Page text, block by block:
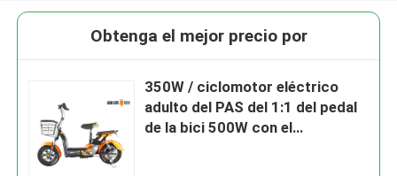
Obtenga el mejor precio por
350W / ciclomotor eléctrico
adulto del PAS del 1:1 del pedal
de la bici 500W con el